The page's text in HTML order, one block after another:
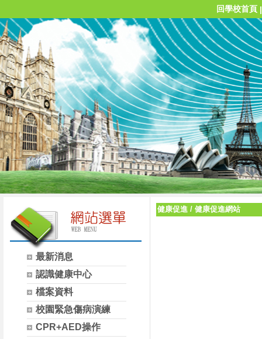
回學校首頁
最新消息
認識健康中心
檔案資料
校園緊急傷病演練
CPR+AED操作
健康促進 / 健康促進網站